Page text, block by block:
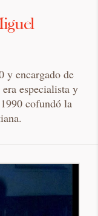
y encargado de
especialista y
cofundó la